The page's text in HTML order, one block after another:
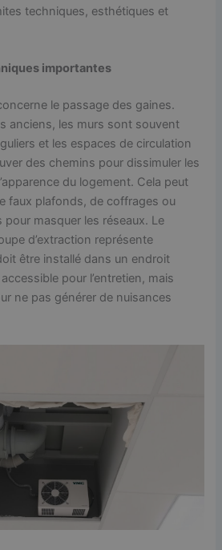
techniques, esthétiques et
importantes
le passage des gaines.
anciens, les murs sont souvent
et les espaces de circulation
des chemins pour dissimuler les
du logement. Cela peut
faux plafonds, de coffrages ou
pour masquer les réseaux. Le
d’extraction représente
être installé dans un endroit
pour l’entretien, mais
ne pas générer de nuisances